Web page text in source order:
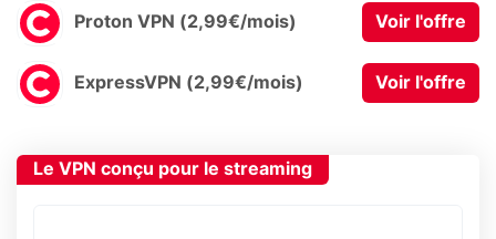
Proton VPN (2,99€/mois) Voir l'offre
ExpressVPN (2,99€/mois) Voir l'offre
Le VPN conçu pour le streaming